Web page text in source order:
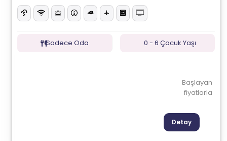
Sadece Oda 0 - 6 Çocuk Yaşı
Başlayan
fiyatlarla
Detay